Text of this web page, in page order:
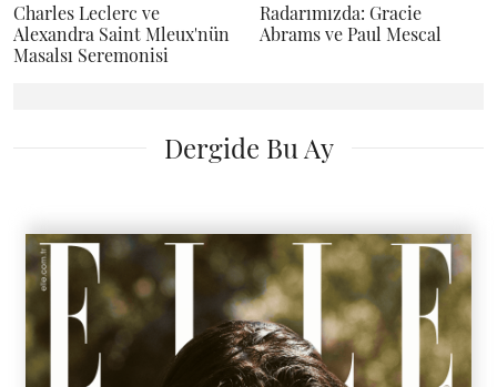
Charles Leclerc ve
Alexandra Saint Mleux'nün
Masalsı Seremonisi
Radarımızda: Gracie
Abrams ve Paul Mescal
Dergide Bu Ay